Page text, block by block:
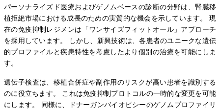
パーソナライズド医療およびゲノムベースの診断の分野は、腎臓移
植拒絶市場における成長のための実質的な機会を示しています。 現
在の免疫抑制レジメンは「ワンサイズフィットオール」アプローチ
を採用しています。 しかし、新興技術は、各患者のユニークな遺伝
的プロファイルと疾患特性を考慮したより個別の治療を可能にしま
す。
遺伝子検査は、移植合併症や副作用のリスクが高い患者を識別する
のに役立ちます。 これは免疫抑制プロトコルの一時的な変更を可能
にします。 同様に、ドナーガンバイオピシーのゲノムプロファイリ